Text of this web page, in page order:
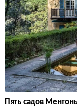
Пять садов